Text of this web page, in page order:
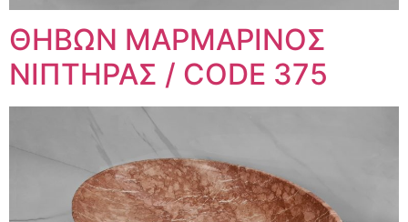
ΘΗΒΩΝ ΜΑΡΜΑΡΙΝΟΣ
ΝΙΠΤΗΡΑΣ / CODE 375